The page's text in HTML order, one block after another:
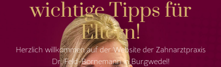
wichtige Tipps für
Eltern!
Herzlich willkommen auf der Website der Zahnarztpraxis
Dr. Feld-Bornemann in Burgwedel!